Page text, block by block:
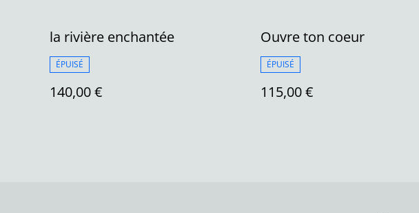
la rivière enchantée
ÉPUISÉ
140,00 €
Ouvre ton coeur
ÉPUISÉ
115,00 €